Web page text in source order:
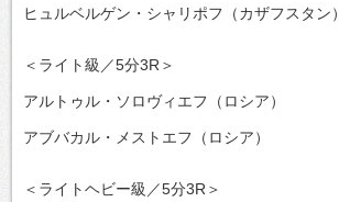
ヒュルベルゲン・シャリポフ（カザフスタン）
＜ライト級／5分3R＞
アルトゥル・ソロヴィエフ（ロシア）
アブバカル・メストエフ（ロシア）
＜ライトヘビー級／5分3R＞